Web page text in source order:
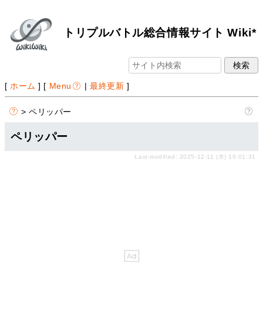
トリプルバトル総合情報サイト Wiki*
[ホーム ] [ Menu |最終更新 ]
> ペリッパー
ペリッパー
Last-modified: 2025-12-11 (木) 19:01:31